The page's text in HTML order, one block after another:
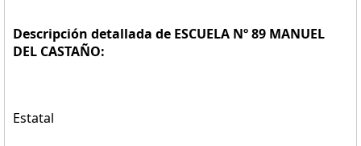
Descripción detallada de ESCUELA Nº 89 MANUEL
DEL CASTAÑO:
Estatal